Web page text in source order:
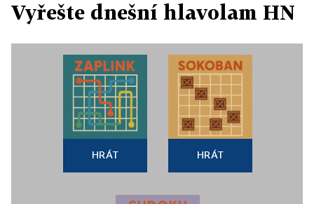
Vyřešte dnešní hlavolam HN
HRÁT HRÁT